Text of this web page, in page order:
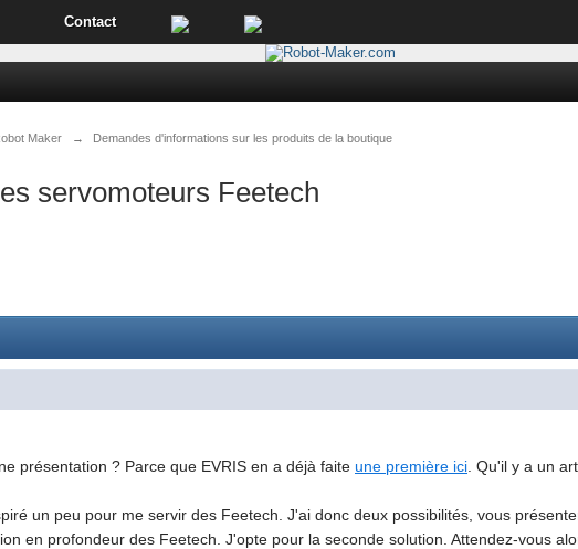
Contact
Maker → Demandes d'informations sur les produits de la boutique
servomoteurs Feetech
présentation ? Parce que EVRIS en a déjà faite une première ici . Qu'il y a un
un peu pour me servir des Feetech. J'ai donc deux possibilités, vous
en profondeur des Feetech. J'opte pour la seconde solution. Attendez-vous